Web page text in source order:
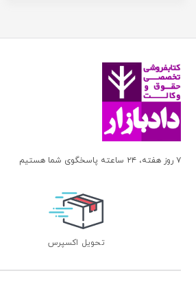
اندیشه بیگی
اندیشه سبز نوین
اندیشه عصر
اندیشه های حقوقی
آلبرت ون دایسی
آمنه باخدا
آمنه خدادادی
آنتونی آگوس
آندریاس کاکینیس
۷ روز هفته، ۲۴ ساعته پاسخگوی شما هستیم
تحویل اکسپرس